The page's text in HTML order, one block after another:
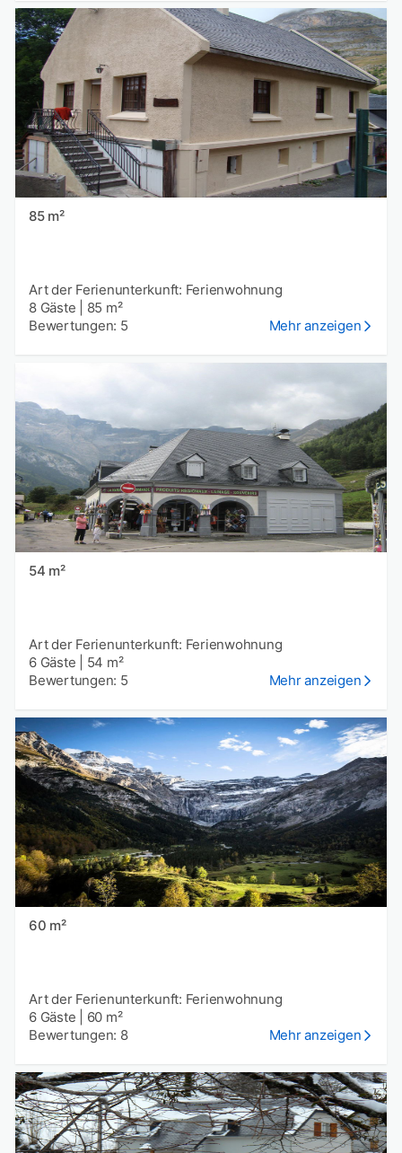
85 m²
Art der Ferienunterkunft: Ferienwohnung
8 Gäste
85 m²
Bewertungen: 5
Mehr anzeigen
54 m²
Art der Ferienunterkunft: Ferienwohnung
6 Gäste
54 m²
Bewertungen: 5
Mehr anzeigen
60 m²
Art der Ferienunterkunft: Ferienwohnung
6 Gäste
60 m²
Bewertungen: 8
Mehr anzeigen